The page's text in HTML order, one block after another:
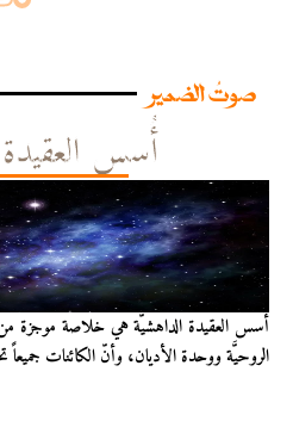
صوتُ الضمير
أُسس
أُسس العقيدة الداهشيّة هي خلاصة موجزة
الروحيَّة ووحدة الأديان، وأنّ الكائنات